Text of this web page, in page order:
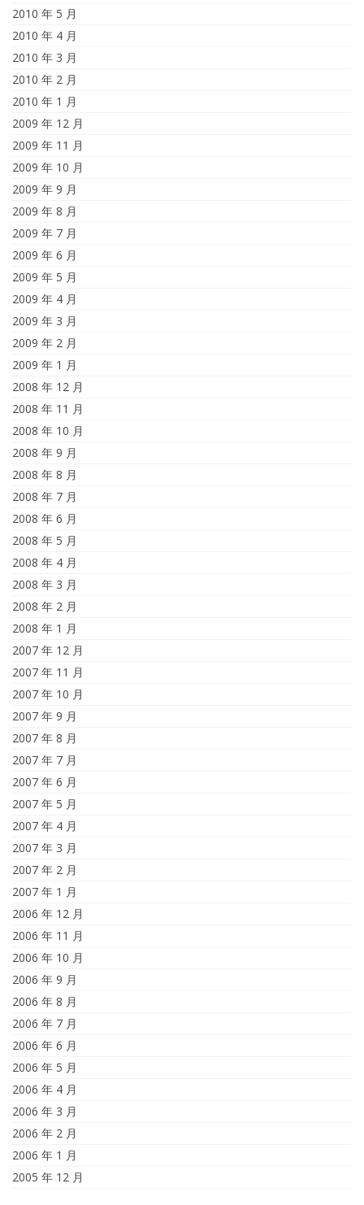
2010 年 5 月
2010 年 4 月
2010 年 3 月
2010 年 2 月
2010 年 1 月
2009 年 12 月
2009 年 11 月
2009 年 10 月
2009 年 9 月
2009 年 8 月
2009 年 7 月
2009 年 6 月
2009 年 5 月
2009 年 4 月
2009 年 3 月
2009 年 2 月
2009 年 1 月
2008 年 12 月
2008 年 11 月
2008 年 10 月
2008 年 9 月
2008 年 8 月
2008 年 7 月
2008 年 6 月
2008 年 5 月
2008 年 4 月
2008 年 3 月
2008 年 2 月
2008 年 1 月
2007 年 12 月
2007 年 11 月
2007 年 10 月
2007 年 9 月
2007 年 8 月
2007 年 7 月
2007 年 6 月
2007 年 5 月
2007 年 4 月
2007 年 3 月
2007 年 2 月
2007 年 1 月
2006 年 12 月
2006 年 11 月
2006 年 10 月
2006 年 9 月
2006 年 8 月
2006 年 7 月
2006 年 6 月
2006 年 5 月
2006 年 4 月
2006 年 3 月
2006 年 2 月
2006 年 1 月
2005 年 12 月